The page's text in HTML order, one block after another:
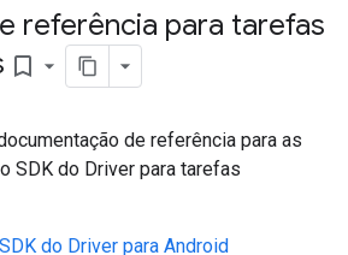
referência para tarefas
bookmark_border
de referência para as
SDK do Driver para tarefas
do Driver para Android